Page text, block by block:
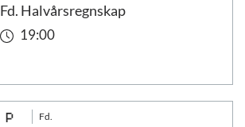
Fd. Halvårsregnskap
19:00
Fd.